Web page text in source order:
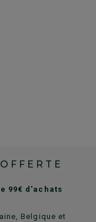
99€ d'achats
Belgique et